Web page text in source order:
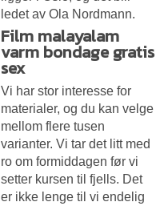
ledet av Ola Nordmann.
Film malayalam
varm bondage gratis
sex
Vi har stor interesse for
materialer, og du kan velge
mellom flere tusen
varianter. Vi tar det litt med
ro om formiddagen før vi
setter kursen til fjells. Det
er ikke lenge til vi endelig